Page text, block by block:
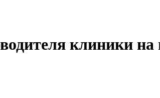
клиники